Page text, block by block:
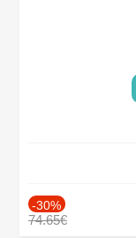
-30%
74.65€